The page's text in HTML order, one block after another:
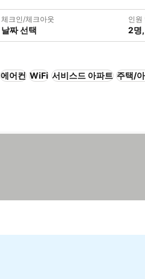
체크인/체크아웃
날짜 선택
인원
2명
에어컨 WiFi 서비스드 아파트 주택/